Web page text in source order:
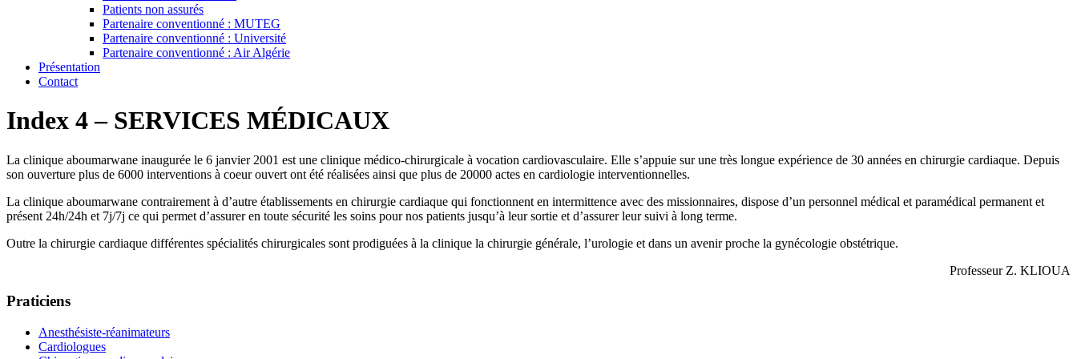
Patients non assurés
Partenaire conventionné : MUTEG
Partenaire conventionné : Université
Partenaire conventionné : Air Algérie
Présentation
Contact
Index 4 – SERVICES MÉDICAUX
La clinique aboumarwane inaugurée le 6 janvier 2001 est une clinique médico-chirurgicale à vocation cardiovasculaire. Elle s’appuie sur une très longue expérience de 30 années en chirurgie cardiaque. Depuis
son ouverture plus de 6000 interventions à coeur ouvert ont été réalisées ainsi que plus de 20000 actes en cardiologie interventionnelles.
La clinique aboumarwane contrairement à d’autre établissements en chirurgie cardiaque qui fonctionnent en intermittence avec des missionnaires, dispose d’un personnel médical et paramédical permanent et
présent 24h/24h et 7j/7j ce qui permet d’assurer en toute sécurité les soins pour nos patients jusqu’à leur sortie et d’assurer leur suivi à long terme.
Outre la chirurgie cardiaque différentes spécialités chirurgicales sont prodiguées à la clinique la chirurgie générale, l’urologie et dans un avenir proche la gynécologie obstétrique.
Professeur Z. KLIOUA
Praticiens
Anesthésiste-réanimateurs
Cardiologues